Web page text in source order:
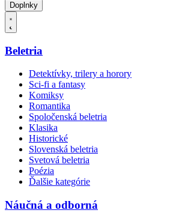
Doplnky
Beletria
Detektívky, trilery a horory
Sci-fi a fantasy
Komiksy
Romantika
Spoločenská beletria
Klasika
Historické
Slovenská beletria
Svetová beletria
Poézia
Ďalšie kategórie
Náučná a odborná